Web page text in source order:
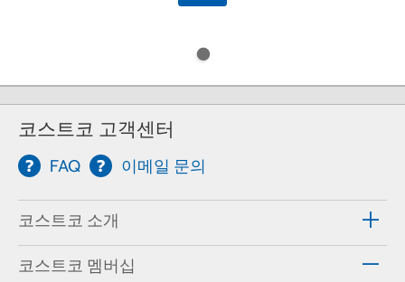
코스트코 고객센터
FAQ 이메일 문의
코스트코 소개
코스트코 멤버십